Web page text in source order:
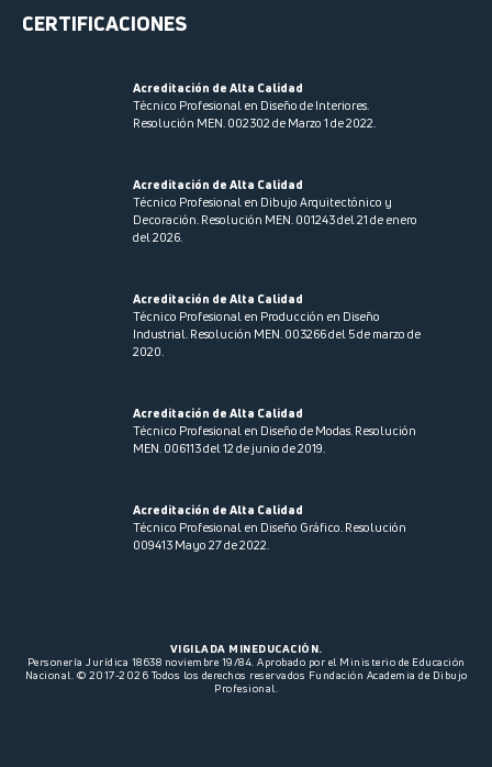
CERTIFICACIONES
Acreditación de Alta Calidad
Técnico Profesional en Diseño de Interiores.
Resolución MEN. 002302 de Marzo 1 de 2022.
Acreditación de Alta Calidad
Técnico Profesional en Dibujo Arquitectónico y
Decoración. Resolución MEN. 001243 del 21 de enero
del 2026.
Acreditación de Alta Calidad
Técnico Profesional en Producción en Diseño
Industrial. Resolución MEN. 003266 del 5 de marzo de
2020.
Acreditación de Alta Calidad
Técnico Profesional en Diseño de Modas. Resolución
MEN. 006113 del 12 de junio de 2019.
Acreditación de Alta Calidad
Técnico Profesional en Diseño Gráfico. Resolución
009413 Mayo 27 de 2022.
VIGILADA MINEDUCACIÓN.
Personería Jurídica 18638 noviembre 19/84. Aprobado por el Ministerio de Educación
Nacional. © 2017-2026 Todos los derechos reservados Fundación Academia de Dibujo
Profesional.